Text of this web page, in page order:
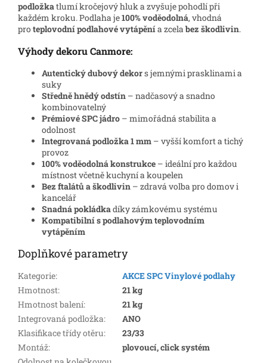
podložkatlumí kročejový hluk a zvyšuje pohodlí při
každém kroku. Podlaha je100% voděodolná, vhodná
proteplovodní podlahové vytápěnía zcelabez škodlivin.
Výhody dekoru Canmore:
Autentický dubový dekors jemnými prasklinami a
suky
Středně hnědý odstín – nadčasový a snadno
kombinovatelný
Prémiové SPC jádro – mimořádná stabilita a
odolnost
Integrovaná podložka 1 mm – vyšší komfort a tichý
provoz
100% voděodolná konstrukce – ideální pro každou
místnost včetně kuchyní a koupelen
Bez ftalátů a škodlivin – zdravá volba pro domov i
kancelář
Snadná pokládkadíky zámkovému systému
Kompatibilní s podlahovým teplovodním
vytápěním
Doplňkové parametry
Kategorie:
AKCE SPC Vinylové podlahy
Hmotnost:
21 kg
Hmotnost balení:
21 kg
Integrovaná podložka:
ANO
Klasifikace třídy otěru:
23/33
Montáž:
plovoucí, click systém